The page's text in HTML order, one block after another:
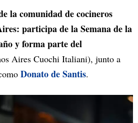
la comunidad de cocineros
participa de la Semana de la
y forma parte del
Aires Cuochi Italiani), junto a
Donato de Santis.